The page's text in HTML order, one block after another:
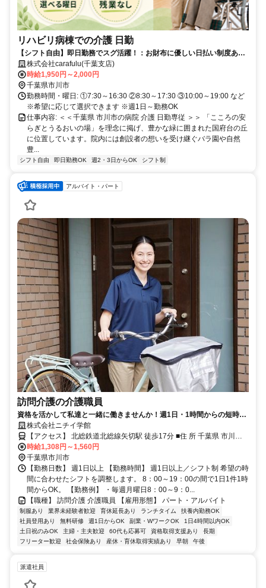
リハビリ病棟での介護 日勤
【シフト自由】即日勤務でスグ活躍！：お財布に優しい日払い制度あり
★シフトはお気軽にご相談ください★
株式会社carafulu(千葉支店)
時給1,950円～2,000円
千葉県市川市
勤務時間・曜日: ①7:30～16:30 ②8:30～17:30 ③10:00～19:00 など
※希望に応じて選択できます ※週1日～勤務OK
仕事内容: ＜＜千葉県 市川市の病院 介護 日勤専従 ＞＞ 「こころの安
らぎとうるおいの場」を理念に掲げ、豊かな緑に囲まれた国府台の丘
に位置しています。院内には創設者の想いを受け継ぐバラ園や自然
豊...
シフト自由 即日勤務OK 週2・3日からOK シフト制
アルバイト・パート
訪問介護の介護職員
資格を活かして私達と一緒に働きませんか！週1日・1時間からの短時間
の就業が可能です。
株式会社ニチイ学館
【アクセス】 北総鉄道北総線矢切駅 徒歩17分 ■住 所 千葉県 市川市
時給1,308円～1,560円
千葉県市川市
【勤務日数】 週1日以上 【勤務時間】 週1日以上／シフト制 希望の時
間に合わせたシフトを調整します。 8：00～19：00の間で1日1件1時
間からOK。 【勤務例】 ・毎週月曜日8：00～9：0...
【職種】 訪問介護 介護職員 【雇用形態】 パート・アルバイト
制服あり 業界未経験者歓迎 育休延長あり ランチタイム
扶養内勤務OK
社員登用あり
無料研修 週1日からOK 副業・WワークOK
1日4時間以内OK
土日祝のみOK
主婦・主夫歓迎 60代も応募可 資格取得支援あり
長期
フリーター歓迎
社会保険あり 産休・育休取得実績あり 早朝 午後
派遣社員